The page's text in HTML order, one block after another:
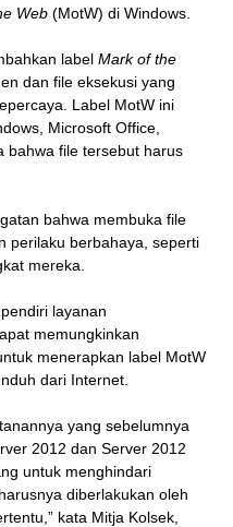
Web (MotW) di Windows.
label Mark of the
dan file eksekusi yang
Label MotW ini
Microsoft Office,
bahwa file tersebut harus
bahwa membuka file
perilaku berbahaya, seperti
mereka.
layanan
memungkinkan
menerapkan label MotW
dari Internet.
yang sebelumnya
2012 dan Server 2012
untuk menghindari
diberlakukan oleh
kata Mitja Kolsek,